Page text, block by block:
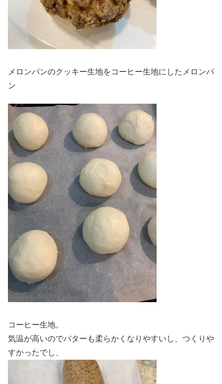
メロンパンのクッキー生地をコーヒー生地にしたメロンパ
ン
コーヒー生地。
気温が高いのでバターも柔らかくなりやすいし、つくりや
すかったでし、